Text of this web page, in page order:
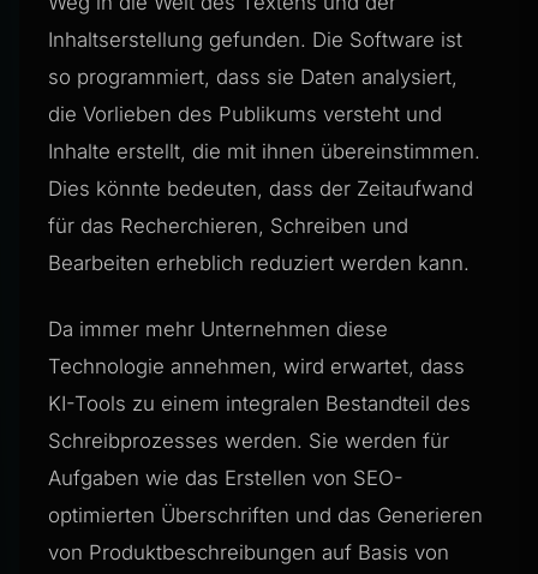
Inhaltserstellung gefunden. Die Software ist
so programmiert, dass sie Daten analysiert,
die Vorlieben des Publikums versteht und
Inhalte erstellt, die mit ihnen übereinstimmen.
Dies könnte bedeuten, dass der Zeitaufwand
für das Recherchieren, Schreiben und
Bearbeiten erheblich reduziert werden kann.
Da immer mehr Unternehmen diese
Technologie annehmen, wird erwartet, dass
KI-Tools zu einem integralen Bestandteil des
Schreibprozesses werden. Sie werden für
Aufgaben wie das Erstellen von SEO-
optimierten Überschriften und das Generieren
von Produktbeschreibungen auf Basis von